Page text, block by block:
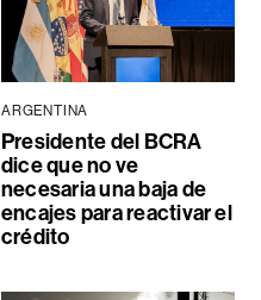
ARGENTINA
Presidente del BCRA
dice que no ve
necesaria una baja de
encajes para reactivar el
crédito